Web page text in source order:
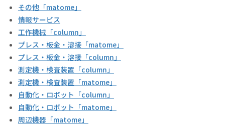
その他「matome」
情報サービス
工作機械「column」
プレス・板金・溶接「matome」
プレス・板金・溶接「column」
測定機・検査装置「column」
測定機・検査装置「matome」
自動化・ロボット「column」
自動化・ロボット「matome」
周辺機器「matome」